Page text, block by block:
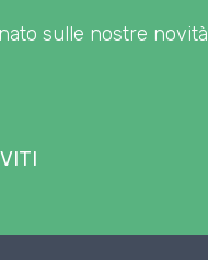
sulle nostre novità